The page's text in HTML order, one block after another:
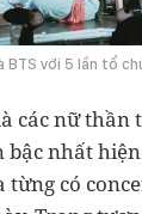
BTS với 5 lần tổ
các nữ
bậc nhất
từng có